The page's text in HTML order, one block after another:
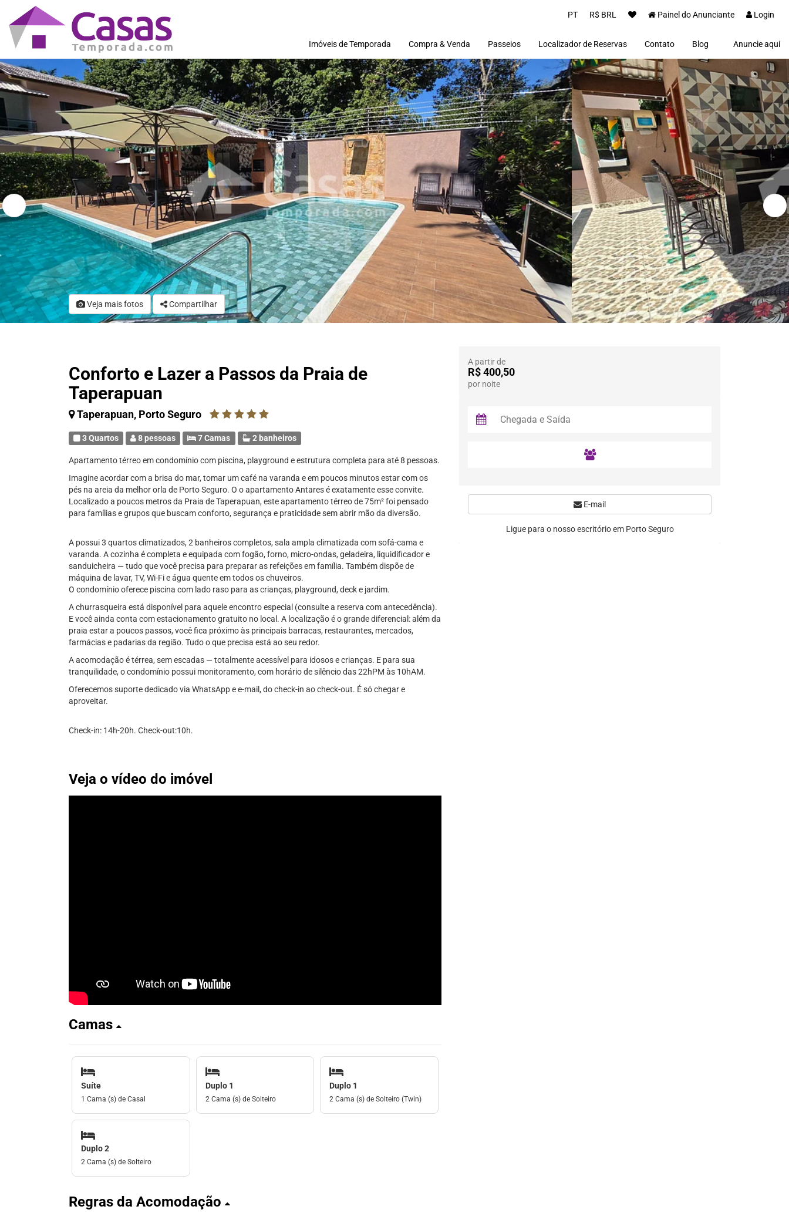
PT R$ BRL Painel do Anunciante Login
Imóveis de Temporada Compra & Venda
Imóveis
Terrenos
Passeios Localizador de Reservas Contato Blog
Proprietários(as)
Clientes
Notícias
Anuncie aqui
Veja mais fotos Compartilhar
Conforto e Lazer a Passos da Praia de
Taperapuan
Taperapuan, Porto Seguro
3 Quartos 8 pessoas 7 Camas 2 banheiros
Apartamento térreo em condomínio com piscina, playground e estrutura completa para até 8 pessoas.
Imagine acordar com a brisa do mar, tomar um café na varanda e em poucos minutos estar com os
pés na areia da melhor orla de Porto Seguro. O o apartamento Antares é exatamente esse convite.
Localizado a poucos metros da Praia de Taperapuan, este apartamento térreo de 75m² foi pensado
para famílias e grupos que buscam conforto, segurança e praticidade sem abrir mão da diversão.
A possui 3 quartos climatizados, 2 banheiros completos, sala ampla climatizada com sofá-cama e
varanda. A cozinha é completa e equipada com fogão, forno, micro-ondas, geladeira, liquidificador e
sanduicheira — tudo que você precisa para preparar as refeições em família. Também dispõe de
máquina de lavar, TV, Wi-Fi e água quente em todos os chuveiros.
O condomínio oferece piscina com lado raso para as crianças, playground, deck e jardim.
A churrasqueira está disponível para aquele encontro especial (consulte a reserva com antecedência).
E você ainda conta com estacionamento gratuito no local. A localização é o grande diferencial: além da
praia estar a poucos passos, você fica próximo às principais barracas, restaurantes, mercados,
farmácias e padarias da região. Tudo o que precisa está ao seu redor.
A acomodação é térrea, sem escadas — totalmente acessível para idosos e crianças. E para sua
tranquilidade, o condomínio possui monitoramento, com horário de silêncio das 22hPM às 10hAM.
Oferecemos suporte dedicado via WhatsApp e e-mail, do check-in ao check-out. É só chegar e
aproveitar.
Check-in: 14h-20h. Check-out:10h.
Veja o vídeo do imóvel
Camas
Suíte
1 Cama (s) de Casal
Duplo 1
2 Cama (s) de Solteiro
Duplo 1
2 Cama (s) de Solteiro (Twin)
Duplo 2
2 Cama (s) de Solteiro
Regras da Acomodação
A partir de
R$ 400,50
por noite
E-mail
Ligue para o nosso escritório em Porto Seguro